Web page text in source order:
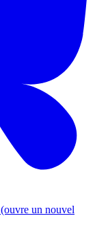
(ouvre un nouvel